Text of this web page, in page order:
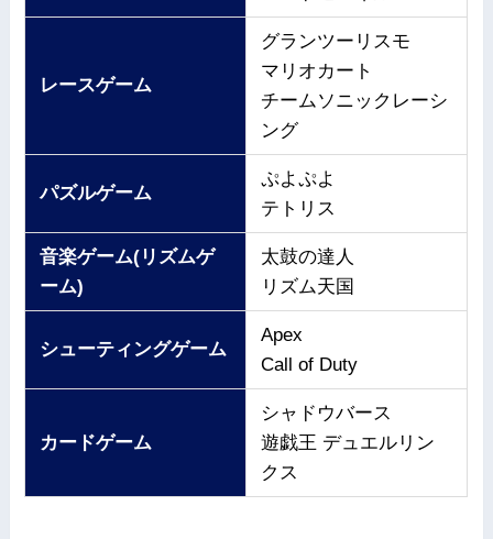
レースゲーム
グランツーリスモ
マリオカート
チームソニックレーシ
ング
パズルゲーム
ぷよぷよ
テトリス
音楽ゲーム(リズムゲ
ーム)
太鼓の達人
リズム天国
シューティングゲーム
Apex
Call of Duty
カードゲーム
シャドウバース
遊戯王 デュエルリン
クス